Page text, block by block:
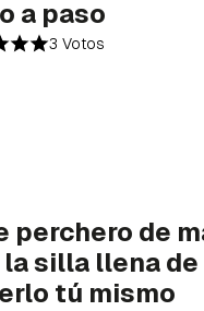
a paso
3 Votos
perchero de
silla llena
tú mismo